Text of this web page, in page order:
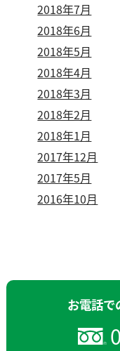
2018年7月
2018年6月
2018年5月
2018年4月
2018年3月
2018年2月
2018年1月
2017年12月
2017年5月
2016年10月
お電話で